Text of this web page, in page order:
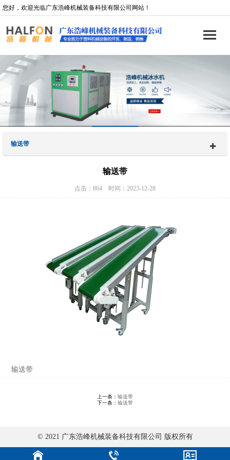
您好，欢迎光临广东浩峰机械装备科技有限公司网站！
输送带
输送带
点击：864 时间：2023-12-28
输送带
上一条： 输送带
下一条： 输送带
© 2021 广东浩峰机械装备科技有限公司 版权所有